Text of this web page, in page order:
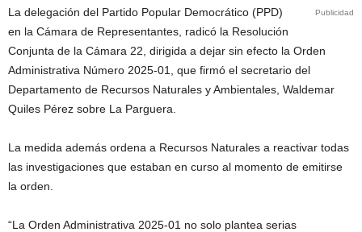
Publicidad
La delegación del Partido Popular Democrático (PPD)
en la Cámara de Representantes, radicó la Resolución
Conjunta de la Cámara 22, dirigida a dejar sin efecto la Orden
Administrativa Número 2025-01, que firmó el secretario del
Departamento de Recursos Naturales y Ambientales, Waldemar
Quiles Pérez sobre La Parguera.
La medida además ordena a Recursos Naturales a reactivar todas
las investigaciones que estaban en curso al momento de emitirse
la orden.
“La Orden Administrativa 2025-01 no solo plantea serias